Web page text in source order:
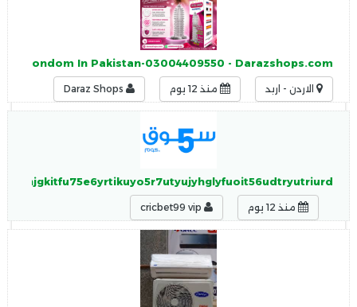
Condom In Pakistan-03004409550 - Darazshops.com
الاردن - اربد منذ 12 يوم
منذ 12 يوم